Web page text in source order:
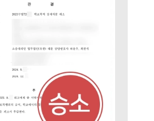
팀소개
대륜의 강점
글로벌 파트너 로펌
고객의 소리
통합검색
AI대륜